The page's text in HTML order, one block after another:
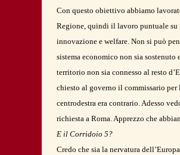
Con questo obiettivo abbiamo
Regione, quindi il lavoro puntuale su
innovazione e welfare. Non si può
sistema economico non sia sostenuto
territorio non sia connesso al resto
chiesto al governo il commissario per
centrodestra era contrario. Adesso
richiesta a Roma. Apprezzo che
E il Corridoio 5?
Credo che sia la nervatura